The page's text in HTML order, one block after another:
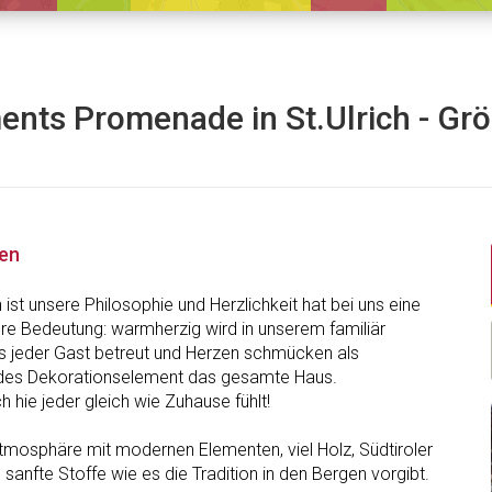
Promenade in St.Ulrich -
ist unsere Philosophie und Herzlichkeit hat bei uns eine
Bedeutung: warmherzig wird in unserem familiär
jeder Gast betreut und Herzen schmücken als
Dekorationselement das gesamte Haus.
hie jeder gleich wie Zuhause fühlt!
mit modernen Elementen, viel Holz, Südtiroler
sanfte Stoffe wie es die Tradition in den Bergen vorgibt.